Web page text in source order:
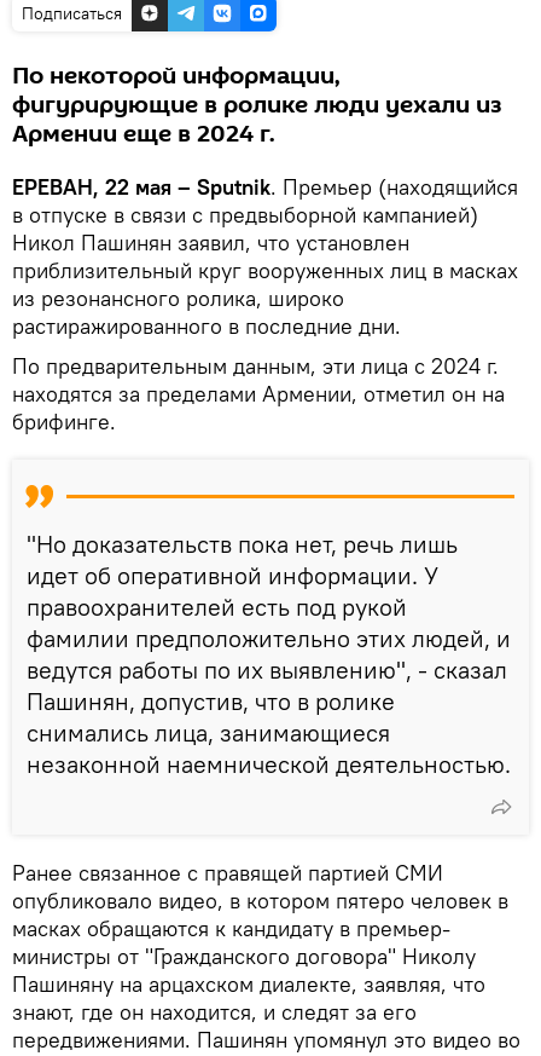
Подписаться
По некоторой информации,
фигурирующие в ролике люди уехали из
Армении еще в 2024 г.
ЕРЕВАН, 22 мая – Sputnik․ Премьер (находящийся
в отпуске в связи с предвыборной кампанией)
Никол Пашинян заявил, что установлен
приблизительный круг вооруженных лиц в масках
из резонансного ролика, широко
растиражированного в последние дни.
По предварительным данным, эти лица с 2024 г.
находятся за пределами Армении, отметил он на
брифинге.
"Но доказательств пока нет, речь лишь
идет об оперативной информации. У
правоохранителей есть под рукой
фамилии предположительно этих людей, и
ведутся работы по их выявлению", - сказал
Пашинян, допустив, что в ролике
снимались лица, занимающиеся
незаконной наемнической деятельностью.
Ранее связанное с правящей партией СМИ
опубликовало видео, в котором пятеро человек в
масках обращаются к кандидату в премьер-
министры от "Гражданского договора" Николу
Пашиняну на арцахском диалекте, заявляя, что
знают, где он находится, и следят за его
передвижениями. Пашинян упомянул это видео во